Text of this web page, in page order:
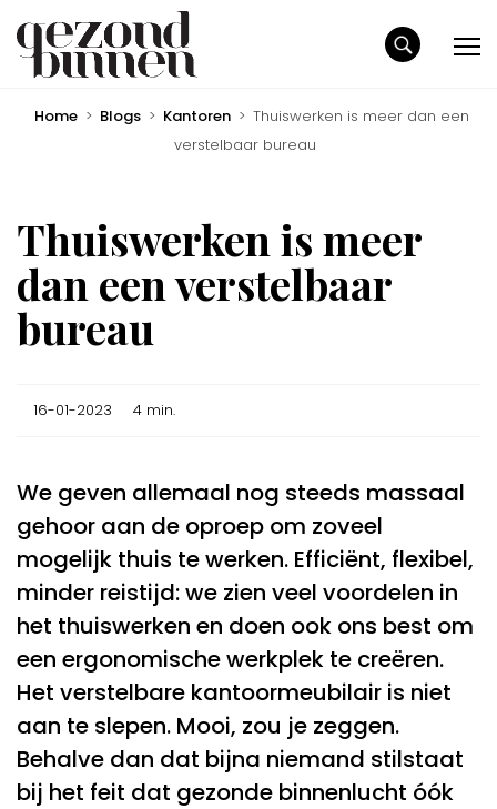
Home > Blogs > Kantoren > Thuiswerken is meer dan een
verstelbaar bureau
Thuiswerken is meer
dan een verstelbaar
bureau
16-01-2023 4 min.
We geven allemaal nog steeds massaal
gehoor aan de oproep om zoveel
mogelijk thuis te werken. Efficiënt, flexibel,
minder reistijd: we zien veel voordelen in
het thuiswerken en doen ook ons best om
een ergonomische werkplek te creëren.
Het verstelbare kantoormeubilair is niet
aan te slepen. Mooi, zou je zeggen.
Behalve dan dat bijna niemand stilstaat
bij het feit dat gezonde binnenlucht óók